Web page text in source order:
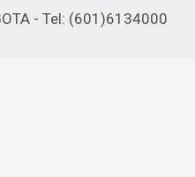
- Tel: (601)6134000